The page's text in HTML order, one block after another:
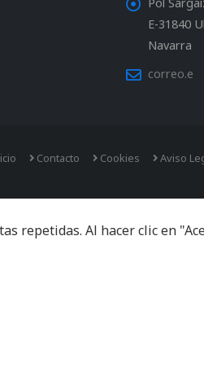
E-31840
Navarra
correo.e
Contacto Cookies Aviso
repetidas. Al hacer clic en